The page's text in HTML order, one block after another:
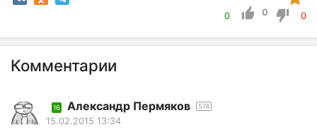
0 0 0
Комментарии
16 Александр Пермяков 574
15.02.2015 13:34